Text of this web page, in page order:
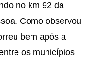
no km 92 da
Como observou
bem após a
os municípios